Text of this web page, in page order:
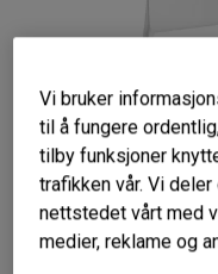
Vi bruker
til å fungere
tilby funksjoner
trafikken vår. Vi
nettstedet vårt med
medier, reklame og